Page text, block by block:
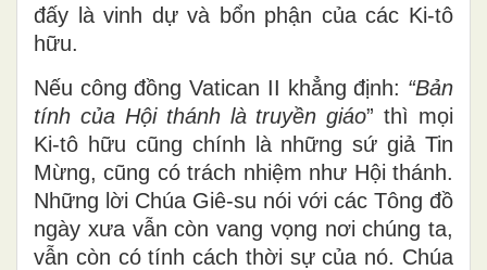
đấy là vinh dự và bổn phận của các Ki-tô
hữu.
Nếu công đồng Vatican II khẳng định: “Bản
tính của Hội thánh là truyền giáo” thì mọi
Ki-tô hữu cũng chính là những sứ giả Tin
Mừng, cũng có trách nhiệm như Hội thánh.
Những lời Chúa Giê-su nói với các Tông đồ
ngày xưa vẫn còn vang vọng nơi chúng ta,
vẫn còn có tính cách thời sự của nó. Chúa